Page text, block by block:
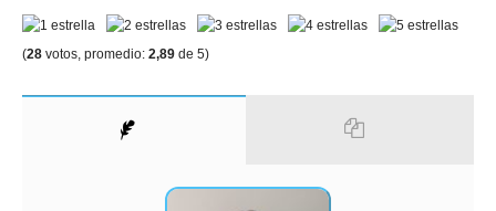
(28 votos, promedio: 2,89 de 5)